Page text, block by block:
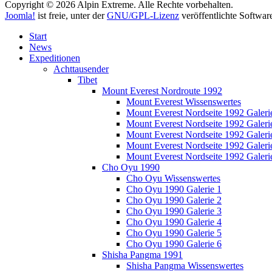
Copyright © 2026 Alpin Extreme. Alle Rechte vorbehalten.
Joomla! ist freie, unter derGNU/GPL-Lizenz veröffentlichte
Start
News
Expeditionen
Achttausender
Tibet
Mount Everest Nordroute 1992
Mount Everest Wissenswertes
Mount Everest Nordseite 1992
Mount Everest Nordseite 1992
Mount Everest Nordseite 1992
Mount Everest Nordseite 1992
Mount Everest Nordseite 1992
Cho Oyu 1990
Cho Oyu Wissenswertes
Cho Oyu 1990 Galerie 1
Cho Oyu 1990 Galerie 2
Cho Oyu 1990 Galerie 3
Cho Oyu 1990 Galerie 4
Cho Oyu 1990 Galerie 5
Cho Oyu 1990 Galerie 6
Shisha Pangma 1991
Shisha Pangma Wissenswertes